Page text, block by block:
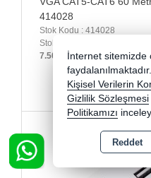
414028
Stok Kodu : 414028
Stok Miktarı : Stokta Var
7.500,00 TL üzeri kargo
fiyatları
İnternet sitemizde
Kişisel Verilerin
Gizlilik Sözleşmesi
Politikamızı
Reddet